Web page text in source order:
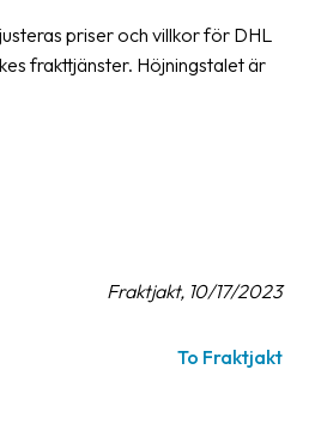
priser och villkor för DHL
frakttjänster. Höjningstalet är
Fraktjakt, 10/17/2023
To Fraktjakt